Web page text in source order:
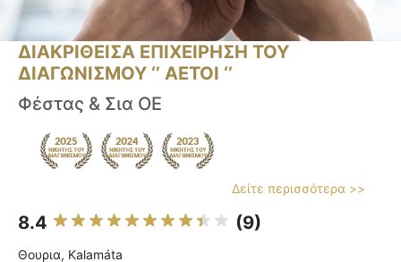
ΔΙΑΚΡΙΘΕΙΣΑ ΕΠΙΧΕΙΡΗΣΗ ΤΟΥ
ΔΙΑΓΩΝΙΣΜΟΥ ‘’ ΑΕΤΟΙ ‘’
Φέστας & Σια ΟΕ
Δείτε περισσότερα >>
8.4 (9)
Θουρια, Kalamáta